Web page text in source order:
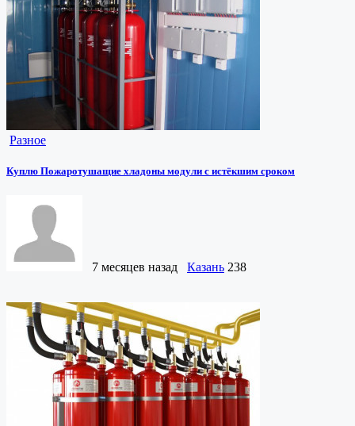
Разное
Куплю Пожаротушащие хладоны модули с истёкшим сроком
7 месяцев назад Казань 238